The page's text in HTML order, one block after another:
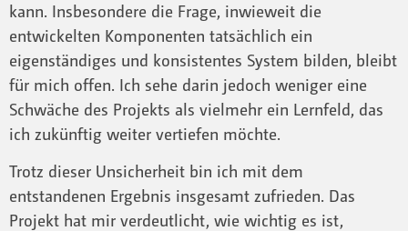
kann. Insbesondere die Frage, inwieweit die
entwickelten Komponenten tatsächlich ein
eigenständiges und konsistentes System bilden, bleibt
für mich offen. Ich sehe darin jedoch weniger eine
Schwäche des Projekts als vielmehr ein Lernfeld, das
ich zukünftig weiter vertiefen möchte.
Trotz dieser Unsicherheit bin ich mit dem
entstandenen Ergebnis insgesamt zufrieden. Das
Projekt hat mir verdeutlicht, wie wichtig es ist,